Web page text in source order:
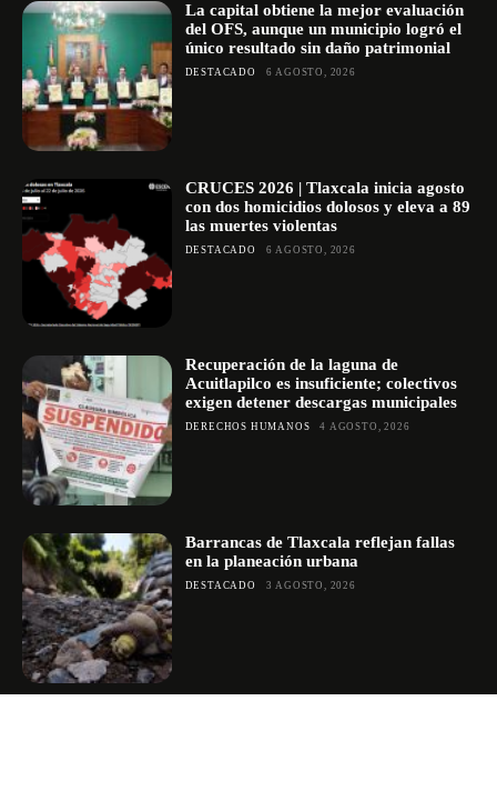
La capital obtiene la mejor evaluación
del OFS, aunque un municipio logró el
único resultado sin daño patrimonial
DESTACADO 6 AGOSTO, 2026
CRUCES 2026 | Tlaxcala inicia agosto
con dos homicidios dolosos y eleva a 89
las muertes violentas
DESTACADO 6 AGOSTO, 2026
Recuperación de la laguna de
Acuitlapilco es insuficiente; colectivos
exigen detener descargas municipales
DERECHOS HUMANOS 4 AGOSTO, 2026
Barrancas de Tlaxcala reflejan fallas
en la planeación urbana
DESTACADO 3 AGOSTO, 2026